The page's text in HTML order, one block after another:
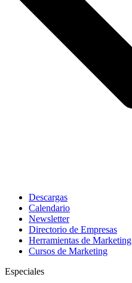
Descargas
Calendario
Newsletter
Directorio de Empresas
Herramientas de Marketing
Cursos de Marketing
Especiales